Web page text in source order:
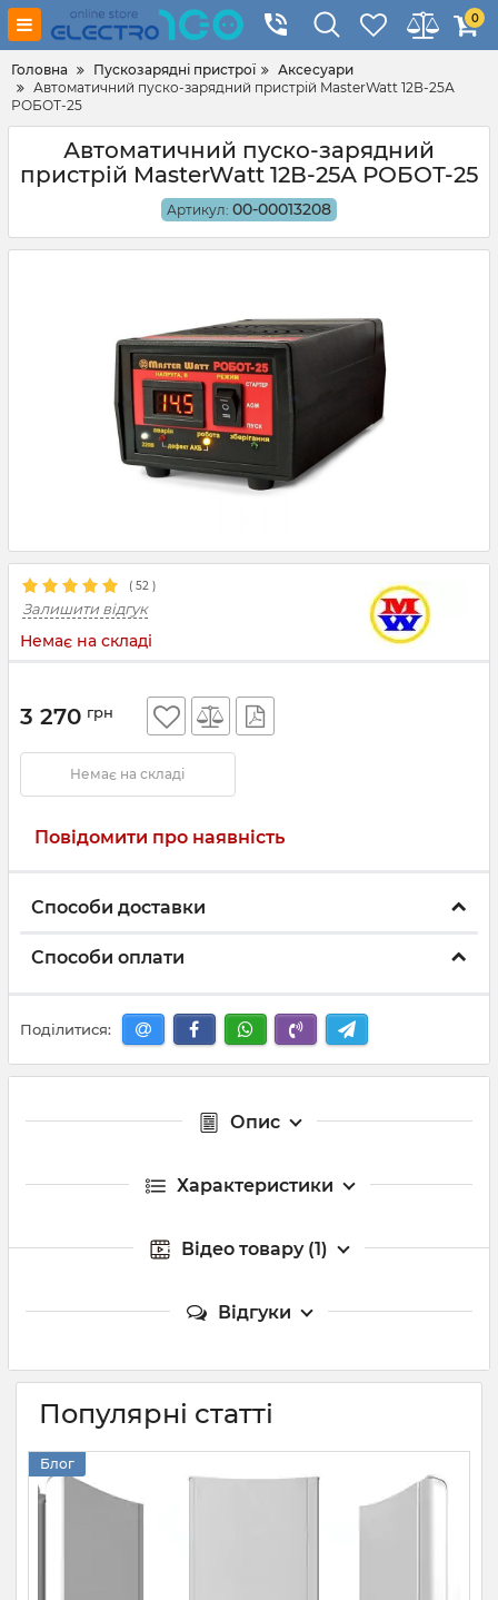
0
Головна Пускозарядні пристрої
Аксесуари
Автоматичний пуско-зарядний пристрій MasterWatt 12В-25А
РОБОТ-25
Автоматичний пуско-зарядний
пристрій MasterWatt 12В-25А РОБОТ-25
Артикул: 00-00013208
( 52 )
Залишити відгук
Немає на складі
3 270 грн
Немає на складі
Повідомити про наявність
Способи доставки
Способи оплати
Поділитися:
Опис
Характеристики
Відео товару (1)
Відгуки
Популярні статті
Блог